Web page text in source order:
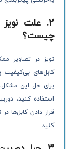
2. علت
چیست؟
نویز در تصاویر
کابل‌های بی‌کیفیت
برای حل این مشکل،
استفاده کنید،
قرار دادن کابل‌ها
کنید.